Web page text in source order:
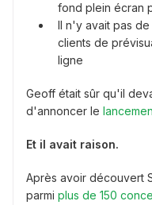
fond plein écran
Il n'y avait pas
clients de
ligne
Geoff était sûr qu'il
d'annoncer le
Et il avait raison.
Après avoir découvert
parmi plus de 150